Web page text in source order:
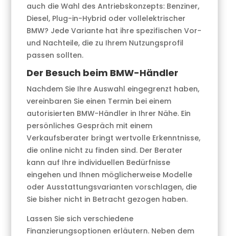
auch die Wahl des Antriebskonzepts: Benziner,
Diesel, Plug-in-Hybrid oder vollelektrischer
BMW? Jede Variante hat ihre spezifischen Vor-
und Nachteile, die zu Ihrem Nutzungsprofil
passen sollten.
Der Besuch beim BMW-Händler
Nachdem Sie Ihre Auswahl eingegrenzt haben,
vereinbaren Sie einen Termin bei einem
autorisierten BMW-Händler in Ihrer Nähe. Ein
persönliches Gespräch mit einem
Verkaufsberater bringt wertvolle Erkenntnisse,
die online nicht zu finden sind. Der Berater
kann auf Ihre individuellen Bedürfnisse
eingehen und Ihnen möglicherweise Modelle
oder Ausstattungsvarianten vorschlagen, die
Sie bisher nicht in Betracht gezogen haben.
Lassen Sie sich verschiedene
Finanzierungsoptionen erläutern. Neben dem